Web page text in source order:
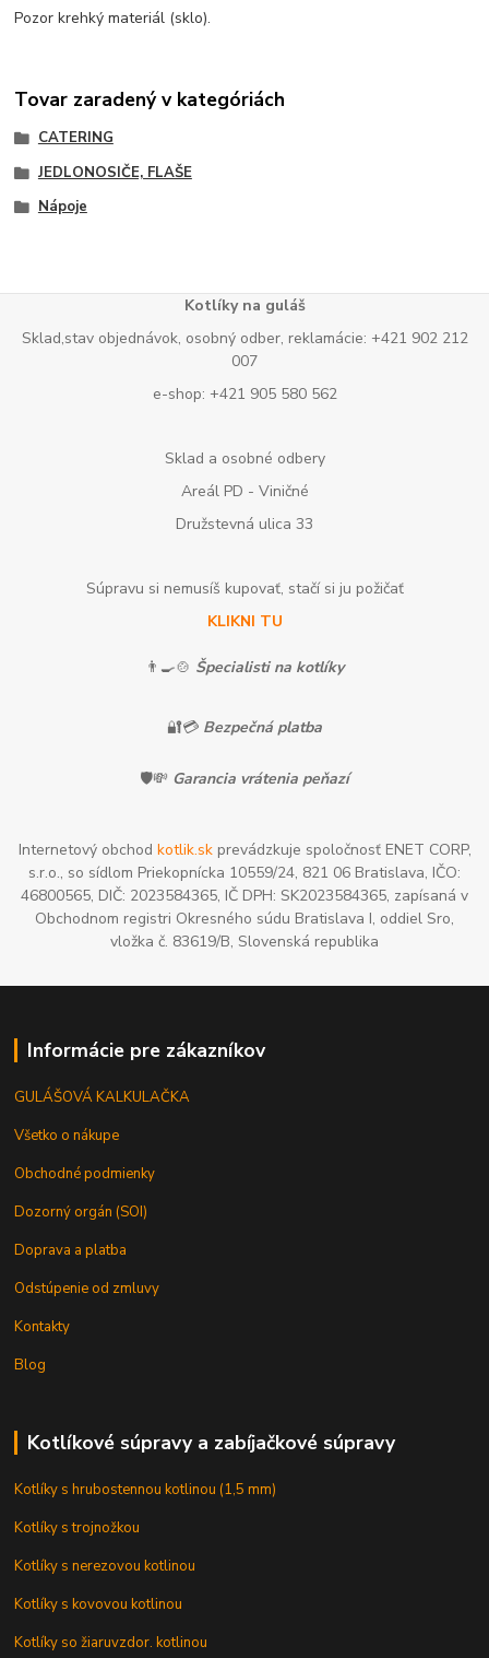
Pozor krehký materiál (sklo).
Tovar zaradený v kategóriách
CATERING
JEDLONOSIČE, FLAŠE
Nápoje
Kotlíky na guláš
Sklad,stav objednávok, osobný odber, reklamácie: +421 902 212
007
e-shop: +421 905 580 562
Sklad a osobné odbery
Areál PD - Viničné
Družstevná ulica 33
Súpravu si nemusíš kupovať, stačí si ju požičať
KLIKNI TU
👨‍🍳🍲 Špecialisti na kotlíky
🔐💳 Bezpečná platba
🛡️💸 Garancia vrátenia peňazí
Internetový obchod kotlik.skprevádzkuje spoločnosť ENET CORP,
s.r.o., so sídlom Priekopnícka 10559/24, 821 06 Bratislava, IČO:
46800565, DIČ: 2023584365, IČ DPH: SK2023584365, zapísaná v
Obchodnom registri Okresného súdu Bratislava I, oddiel Sro,
vložka č. 83619/B, Slovenská republika
Informácie pre zákazníkov
GULÁŠOVÁ KALKULAČKA
Všetko o nákupe
Obchodné podmienky
Dozorný orgán (SOI)
Doprava a platba
Odstúpenie od zmluvy
Kontakty
Blog
Kotlíkové súpravy a zabíjačkové súpravy
Kotlíky s hrubostennou kotlinou (1,5 mm)
Kotlíky s trojnožkou
Kotlíky s nerezovou kotlinou
Kotlíky s kovovou kotlinou
Kotlíky so žiaruvzdor. kotlinou